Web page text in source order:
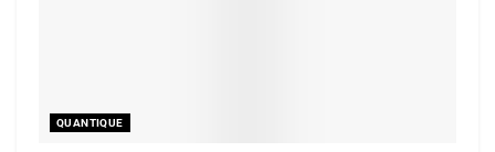
QUANTIQUE